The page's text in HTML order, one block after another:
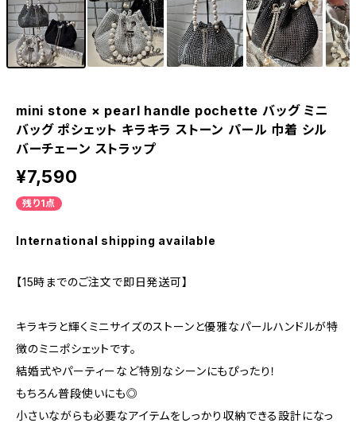
mini stone × pearl handle pochette バッグ ミニ
バッグ ポシェット キラキラ ストーン パール 巾着 シル
バーチェーン ストラップ
¥7,590
残り1点
International shipping available
【15時までのご注文で即日発送可】
キラキラと輝くミニサイズのストーンと優雅なパールハンドルが特
徴のミニポシェットです。
結婚式やパーティーなど特別なシーンにもぴったり！
もちろん普段使いにも◎
小さいながらも必要なアイテムをしっかり収納できる設計になっ